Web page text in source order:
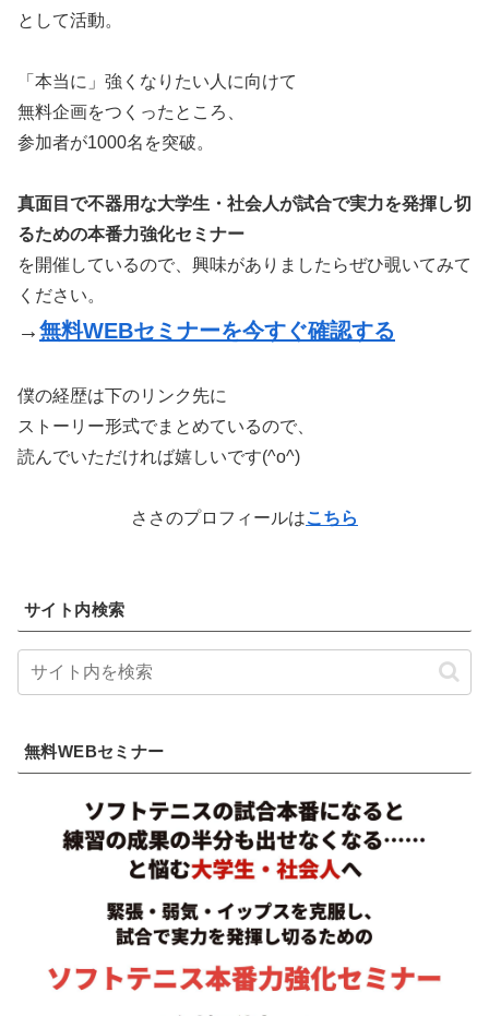
として活動。
「本当に」強くなりたい人に向けて
無料企画をつくったところ、
参加者が1000名を突破。
真面目で不器用な大学生・社会人が試合で実力を発揮し切
るための本番力強化セミナー
を開催しているので、興味がありましたらぜひ覗いてみて
ください。
→無料WEBセミナーを今すぐ確認する
僕の経歴は下のリンク先に
ストーリー形式でまとめているので、
読んでいただければ嬉しいです(^o^)
ささのプロフィールはこちら
サイト内検索
無料WEBセミナー